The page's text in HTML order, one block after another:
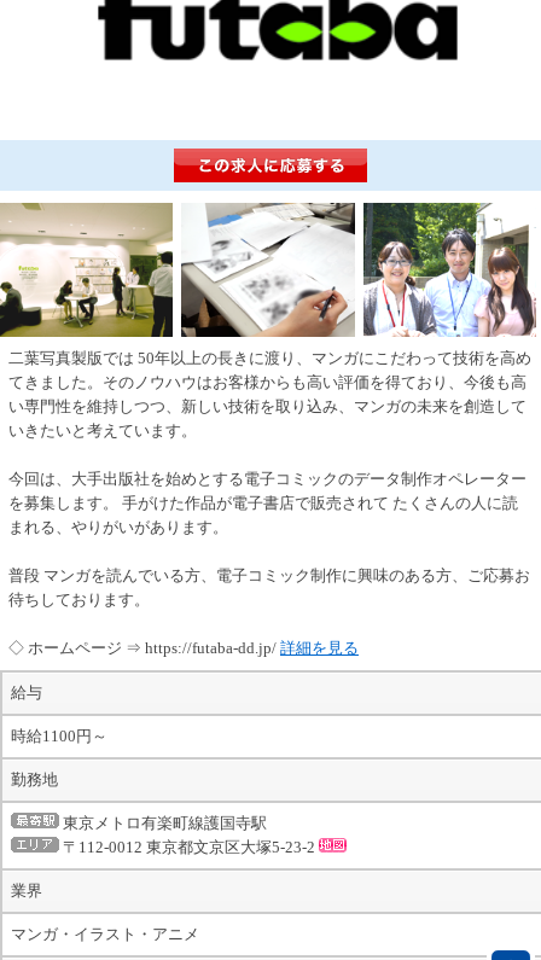
二葉写真製版では 50年以上の長きに渡り、マンガにこだわって技術を高め
てきました。そのノウハウはお客様からも高い評価を得ており、今後も高
い専門性を維持しつつ、新しい技術を取り込み、マンガの未来を創造して
いきたいと考えています。
今回は、大手出版社を始めとする電子コミックのデータ制作オペレーター
を募集します。 手がけた作品が電子書店で販売されて たくさんの人に読
まれる、やりがいがあります。
普段 マンガを読んでいる方、電子コミック制作に興味のある方、ご応募お
待ちしております。
◇ ホームページ ⇒ https://futaba-dd.jp/ 詳細を見る
給与
時給1100円～
勤務地
東京メトロ有楽町線護国寺駅
〒112-0012 東京都文京区大塚5-23-2
業界
マンガ・イラスト・アニメ